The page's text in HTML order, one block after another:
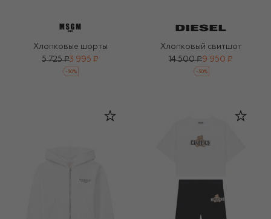
Хлопковые шорты
5 725 ₽3 995 ₽
-30%
Хлопковый свитшот
14 500 ₽9 950 ₽
-30%